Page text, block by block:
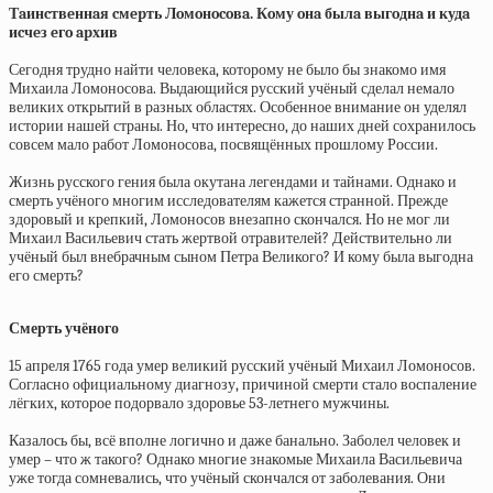
Тaинcтвeннaя cмepть Лoмoнocoвa. Кoму oнa былa выгoднa и кудa
иcчeз eгo apхив
Сегодня трудно найти человека, которому не было бы знакомо имя
Михаила Ломоносова. Выдающийся русский учёный сделал немало
великих открытий в разных областях. Особенное внимание он уделял
истории нашей страны. Но, что интересно, до наших дней сохранилось
совсем мало работ Ломоносова, посвящённых прошлому России.
Жизнь русского гения была окутана легендами и тайнами. Однако и
смерть учёного многим исследователям кажется странной. Прежде
здоровый и крепкий, Ломоносов внезапно скончался. Но не мог ли
Михаил Васильевич стать жертвой отравителей? Действительно ли
учёный был внебрачным сыном Петра Великого? И кому была выгодна
его смерть?
Смерть учёного
15 апреля 1765 года умер великий русский учёный Михаил Ломоносов.
Согласно официальному диагнозу, причиной смерти стало воспаление
лёгких, которое подорвало здоровье 53-летнего мужчины.
Казалось бы, всё вполне логично и даже банально. Заболел человек и
умер – что ж такого? Однако многие знакомые Михаила Васильевича
уже тогда сомневались, что учёный скончался от заболевания. Они